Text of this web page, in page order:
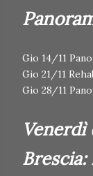
Gio 14/11
Gio 21/11
Gio 28/11
Venerdì